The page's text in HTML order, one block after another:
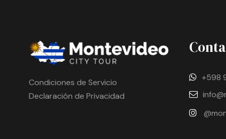
Condiciones de Servicio
Declaración de Privacidad
+598